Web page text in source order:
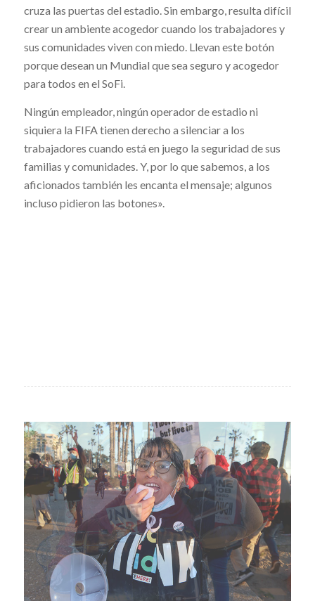
cruza las puertas del estadio. Sin embargo, resulta difícil
crear un ambiente acogedor cuando los trabajadores y
sus comunidades viven con miedo. Llevan este botón
porque desean un Mundial que sea seguro y acogedor
para todos en el SoFi.
Ningún empleador, ningún operador de estadio ni
siquiera la FIFA tienen derecho a silenciar a los
trabajadores cuando está en juego la seguridad de sus
familias y comunidades. Y, por lo que sabemos, a los
aficionados también les encanta el mensaje; algunos
incluso pidieron las botones».